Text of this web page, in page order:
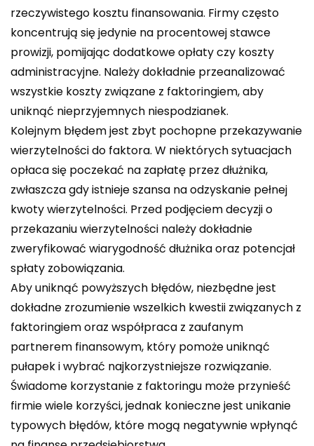
rzeczywistego kosztu finansowania. Firmy często
koncentrują się jedynie na procentowej stawce
prowizji, pomijając dodatkowe opłaty czy koszty
administracyjne. Należy dokładnie przeanalizować
wszystkie koszty związane z faktoringiem, aby
uniknąć nieprzyjemnych niespodzianek.
Kolejnym błędem jest zbyt pochopne przekazywanie
wierzytelności do faktora. W niektórych sytuacjach
opłaca się poczekać na zapłatę przez dłużnika,
zwłaszcza gdy istnieje szansa na odzyskanie pełnej
kwoty wierzytelności. Przed podjęciem decyzji o
przekazaniu wierzytelności należy dokładnie
zweryfikować wiarygodność dłużnika oraz potencjał
spłaty zobowiązania.
Aby uniknąć powyższych błędów, niezbędne jest
dokładne zrozumienie wszelkich kwestii związanych z
faktoringiem oraz współpraca z zaufanym
partnerem finansowym, który pomoże uniknąć
pułapek i wybrać najkorzystniejsze rozwiązanie.
Świadome korzystanie z faktoringu może przynieść
firmie wiele korzyści, jednak konieczne jest unikanie
typowych błędów, które mogą negatywnie wpłynąć